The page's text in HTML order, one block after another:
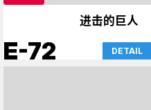
进击的巨人
E-72 DETAIL